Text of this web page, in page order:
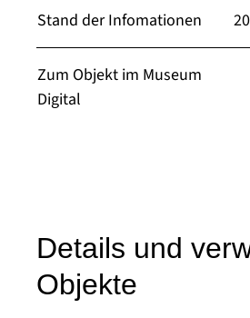
Stand der Infomationen
Zum Objekt im Museum
Digital
Details und
Objekte